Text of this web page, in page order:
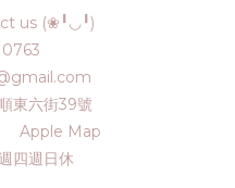
us (❀╹◡╹)
東六街39號
Apple Map
四週日休